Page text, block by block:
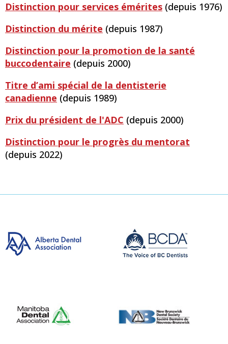
Distinction pour services émérites (depuis 1976)
Distinction du mérite (depuis 1987)
Distinction pour la promotion de la santé
buccodentaire (depuis 2000)
Titre d’ami spécial de la dentisterie
canadienne (depuis 1989)
Prix du président de l'ADC (depuis 2000)
Distinction pour le progrès du mentorat
(depuis 2022)